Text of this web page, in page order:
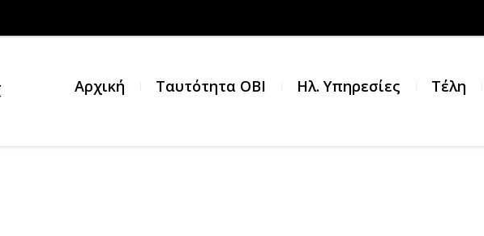
Αρχική Ταυτότητα ΟΒΙ Ηλ. Υπηρεσίες Τέλη